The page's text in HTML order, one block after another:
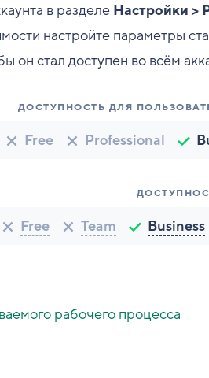
в разделе Настройки >
настройте параметры
он стал доступен во всём
ДОСТУПНОСТЬ ДЛЯ
Free Professional
Free Team Business
рабочего процесса